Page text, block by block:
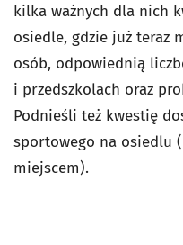
kilka ważnych dla nich
osiedle, gdzie już teraz
osób, odpowiednią
i przedszkolach oraz
Podnieśli też kwestię
sportowego na osiedlu
miejscem).